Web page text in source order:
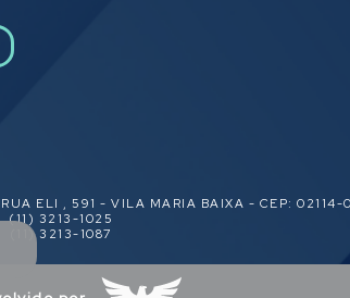
ELI , 591 - VILA MARIA BAIXA - CEP: 02114-
(11) 3213-1025
(11) 3213-1087